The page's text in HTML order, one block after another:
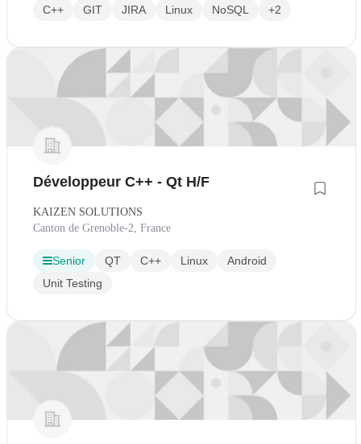
C++ GIT JIRA Linux NoSQL +2
Développeur C++ - Qt H/F
KAIZEN SOLUTIONS
Canton de Grenoble-2, France
Senior QT C++ Linux
Android
Unit Testing